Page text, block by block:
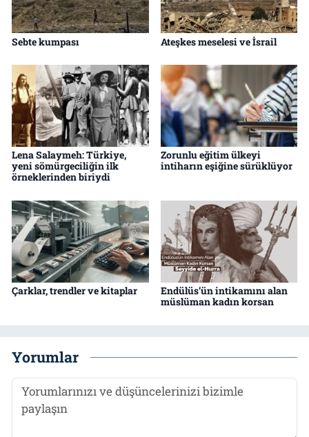
Sebte kumpası Ateşkes meselesi ve İsrail
Lena Salaymeh: Türkiye,
yeni sömürgeciliğin ilk
örneklerinden biriydi
Zorunlu eğitim ülkeyi
intiharın eşiğine sürüklüyor
Çarklar, trendler ve kitaplar
Endülüs’ün intikamını alan
müslüman kadın korsan
Yorumlar